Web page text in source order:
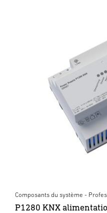
Composants du système -
P1280 KNX